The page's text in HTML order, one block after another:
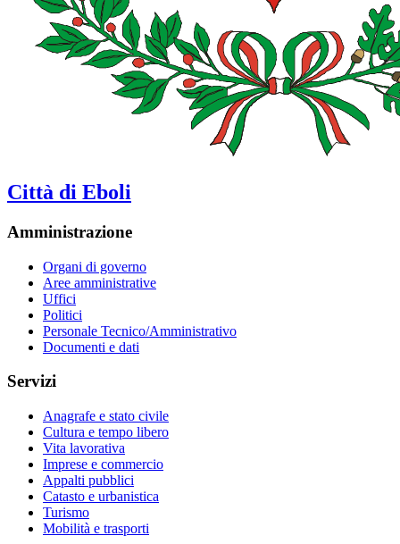
Città di Eboli
Amministrazione
Organi di governo
Aree amministrative
Uffici
Politici
Personale Tecnico/Amministrativo
Documenti e dati
Servizi
Anagrafe e stato civile
Cultura e tempo libero
Vita lavorativa
Imprese e commercio
Appalti pubblici
Catasto e urbanistica
Turismo
Mobilità e trasporti